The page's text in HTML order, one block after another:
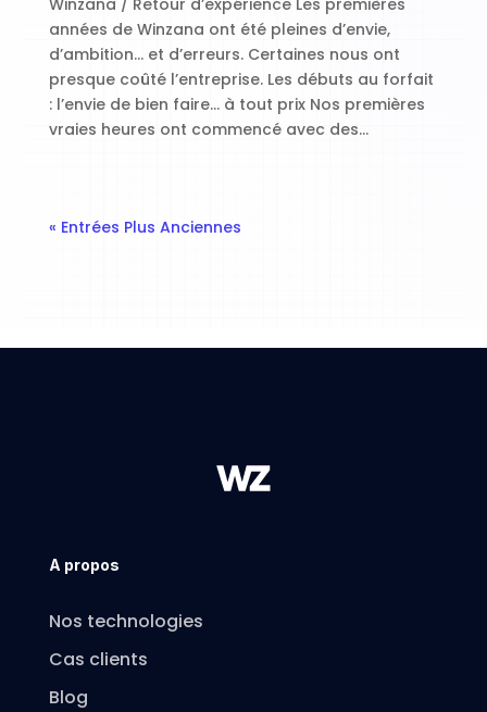
Winzana / Retour d’expérience Les premières
années de Winzana ont été pleines d’envie,
d’ambition… et d’erreurs. Certaines nous ont
presque coûté l’entreprise. Les débuts au forfait
: l’envie de bien faire… à tout prix Nos premières
vraies heures ont commencé avec des...
« Entrées Plus Anciennes
A propos
Nos technologies
Cas clients
Blog